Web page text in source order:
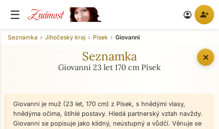
☰ Známost account_circle person_add
✕
Seznamka Jihočeský kraj Písek Giovanni
Seznamka
Giovanni 23 let 170 cm Písek
Giovanni je muž (23 let, 170 cm) z Písek, s hnědými vlasy,
hnědýma očima, štíhlé postavy. Hledá partnerský vztah navždy.
Giovanni se popisuje jako klidný, neústupný a vůdčí. Věnuje se